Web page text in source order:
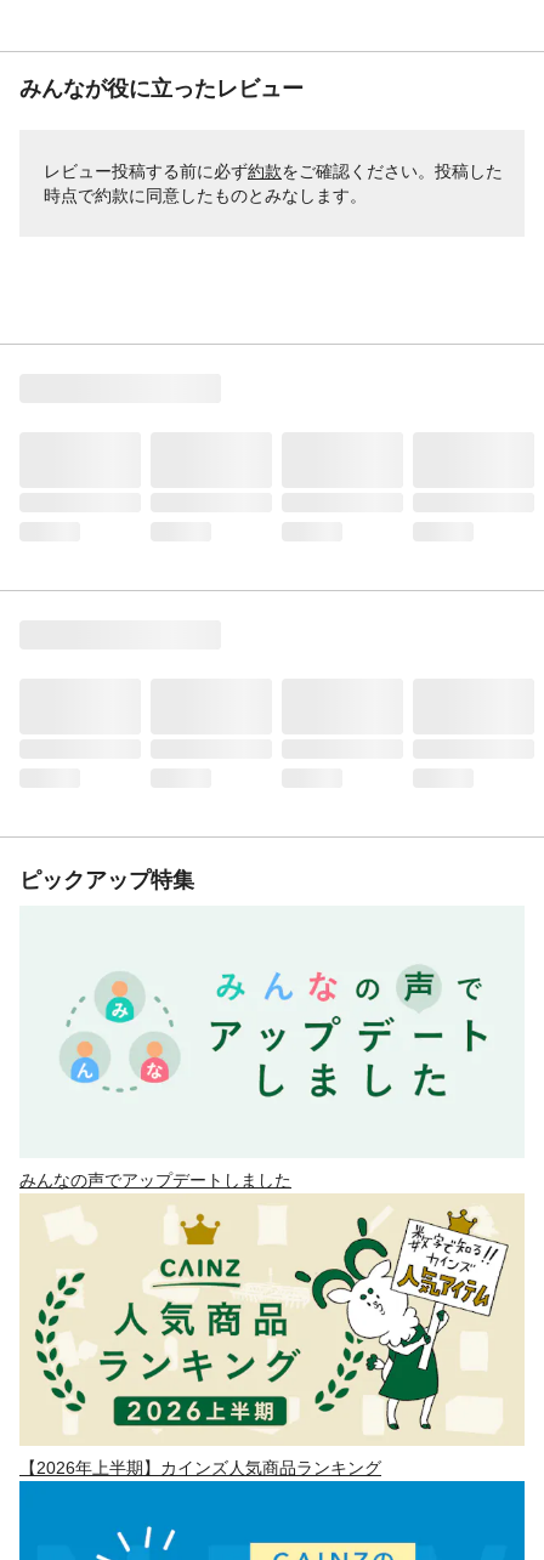
みんなが役に立ったレビュー
レビュー投稿する前に必ず約款をご確認ください。投稿した
時点で約款に同意したものとみなします。
ピックアップ特集
みんなの声でアップデートしました
【2026年上半期】カインズ人気商品ランキング